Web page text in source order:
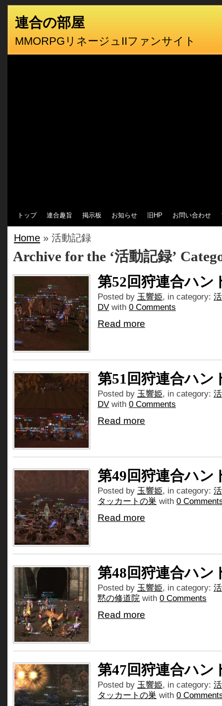
連合の部屋
MMORPGリネージュIIファンサイト
トップ 連合趣旨 掲示板 お知らせ 旧HP お問い合わせ
Home » 活動記録
Archive for the ‘活動記録’
第52回狩連合ハン
Posted by 玉響姫, in category:
DV with 0 Comments
Read more
第51回狩連合ハン
Posted by 玉響姫, in category:
DV with 0 Comments
Read more
第49回狩連合ハン
Posted by 玉響姫, in category:
タッカートの巣 with 0
Read more
第48回狩連合ハン
Posted by 玉響姫, in category:
黙の修道院 with 0 Comments
Read more
第47回狩連合ハン
Posted by 玉響姫, in category:
タッカートの巣 with 0